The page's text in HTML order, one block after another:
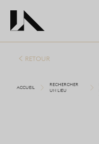
RETOUR
ACCUEIL
RECHERCHER
UN LIEU